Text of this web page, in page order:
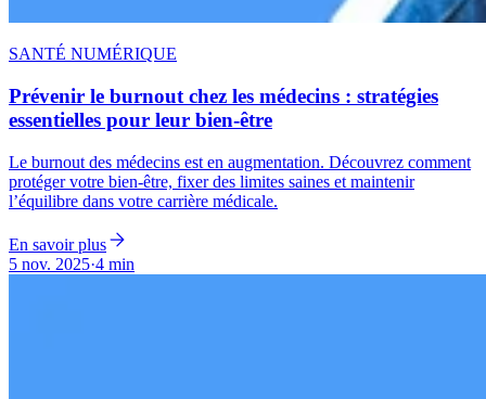
SANTÉ NUMÉRIQUE
Prévenir le burnout chez les médecins : stratégies
essentielles pour leur bien-être
Le burnout des médecins est en augmentation. Découvrez comment
protéger votre bien-être, fixer des limites saines et maintenir
l’équilibre dans votre carrière médicale.
En savoir plus
5 nov. 2025·4 min